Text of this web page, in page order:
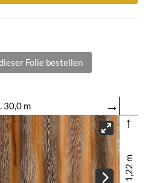
Folie bestellen
30,0 m
→
↑